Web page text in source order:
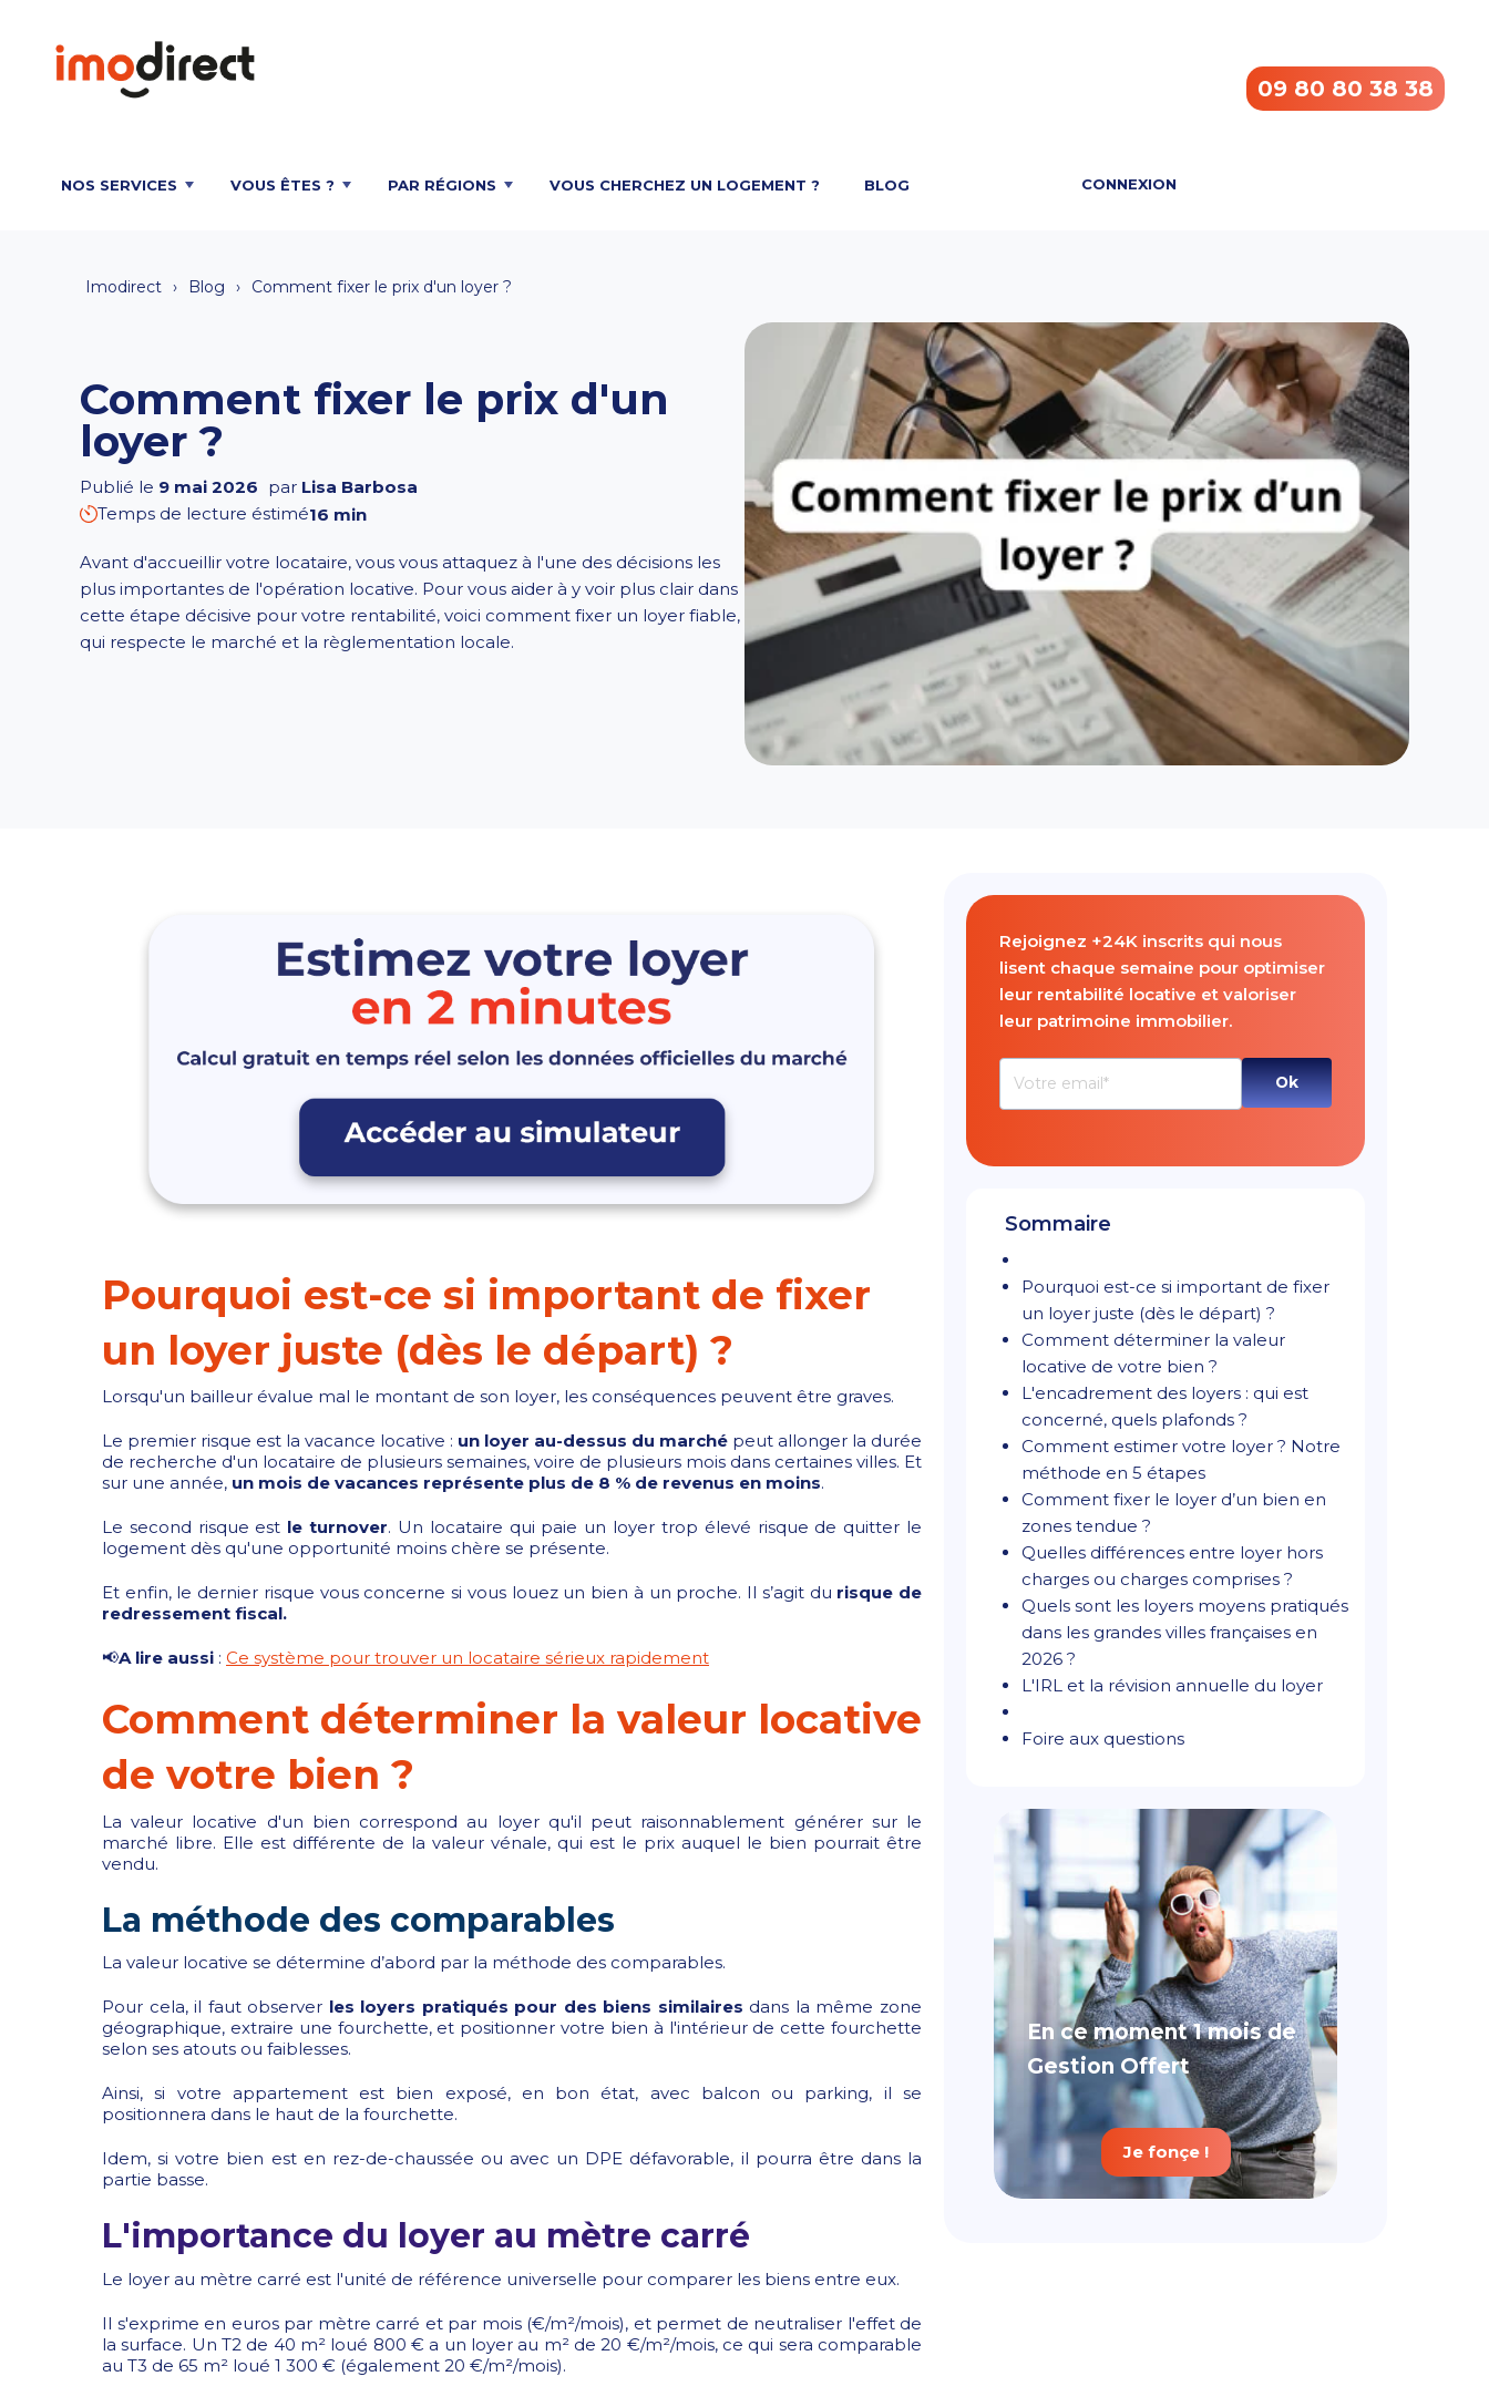
NOS SERVICES VOUS ÊTES ? PAR RÉGIONS VOUS CHERCHEZ UN LOGEMENT ? BLOG CONNEXION
09 80 80 38 38
Imodirect Blog Comment fixer le prix d'un loyer ?
Comment fixer le prix d'un
loyer ?
Publié le 9 mai 2026 par Lisa Barbosa
Temps de lecture éstimé16 min
Avant d'accueillir votre locataire, vous vous attaquez à l'une des décisions les
plus importantes de l'opération locative. Pour vous aider à y voir plus clair dans
cette étape décisive pour votre rentabilité, voici comment fixer un loyer fiable,
qui respecte le marché et la règlementation locale.
Pourquoi est-ce si important de fixer
un loyer juste (dès le départ) ?
Lorsqu'un bailleur évalue mal le montant de son loyer, les conséquences peuvent être graves.
Le premier risque est la vacance locative : un loyer au-dessus du marché peut allonger la durée
de recherche d'un locataire de plusieurs semaines, voire de plusieurs mois dans certaines villes. Et
sur une année, un mois de vacances représente plus de 8 % de revenus en moins.
Le second risque est le turnover. Un locataire qui paie un loyer trop élevé risque de quitter le
logement dès qu'une opportunité moins chère se présente.
Et enfin, le dernier risque vous concerne si vous louez un bien à un proche. Il s’agit du risque de
redressement fiscal.
📢A lire aussi : Ce système pour trouver un locataire sérieux rapidement
Comment déterminer la valeur locative
de votre bien ?
La valeur locative d'un bien correspond au loyer qu'il peut raisonnablement générer sur le
marché libre. Elle est différente de la valeur vénale, qui est le prix auquel le bien pourrait être
vendu.
La méthode des comparables
La valeur locative se détermine d’abord par la méthode des comparables.
Pour cela, il faut observer les loyers pratiqués pour des biens similaires dans la même zone
géographique, extraire une fourchette, et positionner votre bien à l'intérieur de cette fourchette
selon ses atouts ou faiblesses.
Ainsi, si votre appartement est bien exposé, en bon état, avec balcon ou parking, il se
positionnera dans le haut de la fourchette.
Idem, si votre bien est en rez-de-chaussée ou avec un DPE défavorable, il pourra être dans la
partie basse.
L'importance du loyer au mètre carré
Le loyer au mètre carré est l'unité de référence universelle pour comparer les biens entre eux.
Il s'exprime en euros par mètre carré et par mois (€/m²/mois), et permet de neutraliser l'effet de
la surface. Un T2 de 40 m² loué 800 € a un loyer au m² de 20 €/m²/mois, ce qui sera comparable
au T3 de 65 m² loué 1 300 € (également 20 €/m²/mois).
Rejoignez +24K inscrits qui nous
lisent chaque semaine pour optimiser
leur rentabilité locative et valoriser
leur patrimoine immobilier.
Sommaire
Pourquoi est-ce si important de fixer
un loyer juste (dès le départ) ?
Comment déterminer la valeur
locative de votre bien ?
L'encadrement des loyers : qui est
concerné, quels plafonds ?
Comment estimer votre loyer ? Notre
méthode en 5 étapes
Comment fixer le loyer d’un bien en
zones tendue ?
Quelles différences entre loyer hors
charges ou charges comprises ?
Quels sont les loyers moyens pratiqués
dans les grandes villes françaises en
2026 ?
L'IRL et la révision annuelle du loyer
Foire aux questions
En ce moment 1 mois de
Gestion Offert
Je fonçe !